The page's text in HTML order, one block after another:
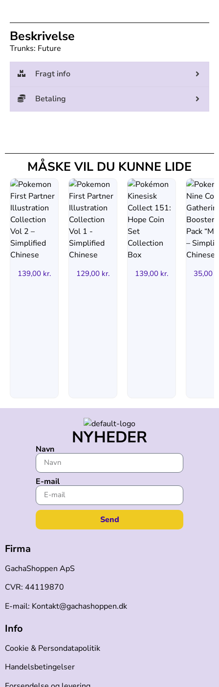
Beskrivelse
Trunks: Future
Fragt info
Betaling
MÅSKE VIL DU KUNNE LIDE
139,00 kr. 129,00 kr. 139,00 kr. 35,00
NYHEDER
Navn
E-mail
Send
Firma
GachaShoppen ApS
CVR: 44119870
E-mail: Kontakt@gachashoppen.dk
Info
Cookie & Persondatapolitik
Handelsbetingelser